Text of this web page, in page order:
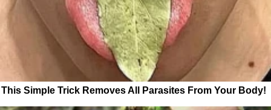
This Simple Trick Removes All Parasites From Your Body!